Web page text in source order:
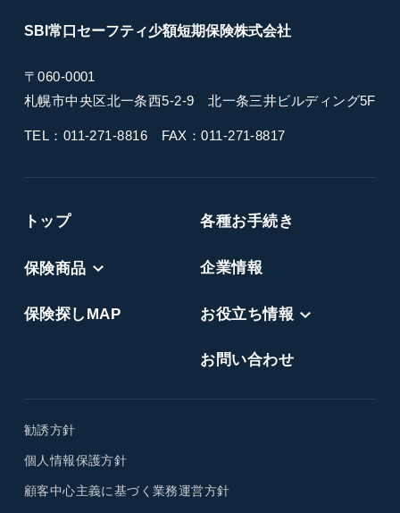
SBI常口セーフティ少額短期保険株式会社
〒060-0001
札幌市中央区北一条西5-2-9北一条三井ビルディング5F
TEL：011-271-8816 FAX：011-271-8817
トップ
保険商品
保険探しMAP
各種お手続き
企業情報
お役立ち情報
お問い合わせ
勧誘方針
個人情報保護方針
顧客中心主義に基づく業務運営方針